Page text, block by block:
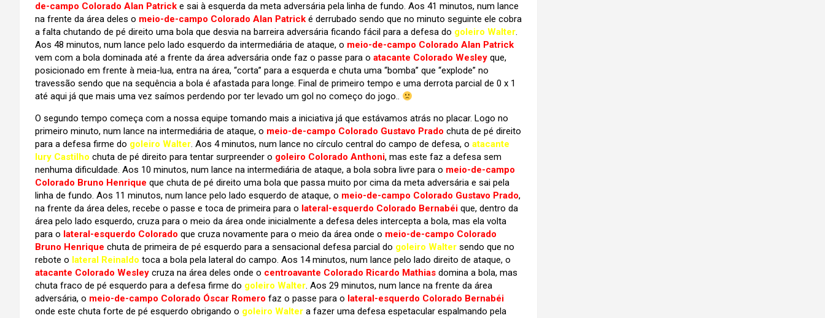
de-campo Colorado Alan Patrick e sai à esquerda da meta adversária pela linha de fundo. Aos 41 minutos, num lance
na frente da área deles o meio-de-campo Colorado Alan Patrick é derrubado sendo que no minuto seguinte ele cobra
a falta chutando de pé direito uma bola que desvia na barreira adversária ficando fácil para a defesa do goleiro Walter.
Aos 48 minutos, num lance pelo lado esquerdo da intermediária de ataque, o meio-de-campo Colorado Alan Patrick
vem com a bola dominada até a frente da área adversária onde faz o passe para o atacante Colorado Wesley que,
posicionado em frente à meia-lua, entra na área, “corta” para a esquerda e chuta uma “bomba” que “explode” no
travessão sendo que na sequência a bola é afastada para longe. Final de primeiro tempo e uma derrota parcial de 0 x 1
até aqui já que mais uma vez saímos perdendo por ter levado um gol no começo do jogo..
O segundo tempo começa com a nossa equipe tomando mais a iniciativa já que estávamos atrás no placar. Logo no
primeiro minuto, num lance na intermediária de ataque, o meio-de-campo Colorado Gustavo Prado chuta de pé direito
para a defesa firme do goleiro Walter. Aos 4 minutos, num lance no círculo central do campo de defesa, o atacante
Iury Castilho chuta de pé direito para tentar surpreender o goleiro Colorado Anthoni, mas este faz a defesa sem
nenhuma dificuldade. Aos 10 minutos, num lance na intermediária de ataque, a bola sobra livre para o meio-de-campo
Colorado Bruno Henrique que chuta de pé direito uma bola que passa muito por cima da meta adversária e sai pela
linha de fundo. Aos 11 minutos, num lance pelo lado esquerdo de ataque, o meio-de-campo Colorado Gustavo Prado,
na frente da área deles, recebe o passe e toca de primeira para o lateral-esquerdo Colorado Bernabéi que, dentro da
área pelo lado esquerdo, cruza para o meio da área onde inicialmente a defesa deles intercepta a bola, mas ela volta
para o lateral-esquerdo Colorado que cruza novamente para o meio da área onde o meio-de-campo Colorado
Bruno Henrique chuta de primeira de pé esquerdo para a sensacional defesa parcial do goleiro Walter sendo que no
rebote o lateral Reinaldo toca a bola pela lateral do campo. Aos 14 minutos, num lance pelo lado direito de ataque, o
atacante Colorado Wesley cruza na área deles onde o centroavante Colorado Ricardo Mathias domina a bola, mas
chuta fraco de pé esquerdo para a defesa firme do goleiro Walter. Aos 29 minutos, num lance na frente da área
adversária, o meio-de-campo Colorado Óscar Romero faz o passe para o lateral-esquerdo Colorado Bernabéi
onde este chuta forte de pé esquerdo obrigando o goleiro Walter a fazer uma defesa espetacular espalmando pela